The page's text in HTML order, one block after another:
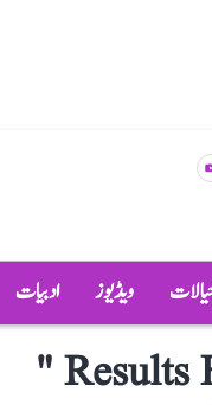
ویڈیوز ادبیات
Results
"